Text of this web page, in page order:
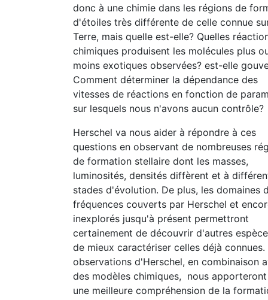
donc à une chimie dans les régions de
d'étoiles très différente de celle connue
Terre, mais quelle est-elle? Quelles
chimiques produisent les molécules plus
moins exotiques observées? est-elle
Comment déterminer la dépendance des
vitesses de réactions en fonction de
sur lesquels nous n'avons aucun contrôle?
Herschel va nous aider à répondre à ces
questions en observant de nombreuses
de formation stellaire dont les masses,
luminosités, densités diffèrent et à
stades d'évolution. De plus, les domaines
fréquences couverts par Herschel et
inexplorés jusqu'à présent permettront
certainement de découvrir d'autres
de mieux caractériser celles déjà connues.
observations d'Herschel, en combinaison
des modèles chimiques, nous
une meilleure compréhension de la